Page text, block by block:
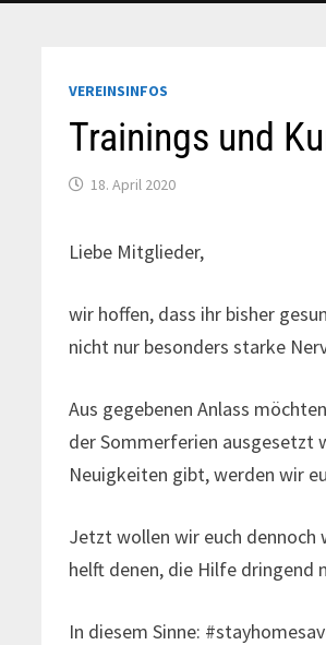
VEREINSINFOS
Trainings und
18. April 2020
Liebe Mitglieder,
wir hoffen, dass ihr bisher
nicht nur besonders starke
Aus gegebenen Anlass
der Sommerferien ausgesetzt
Neuigkeiten gibt, werden wir
Jetzt wollen wir euch dennoch
helft denen, die Hilfe dringend
In diesem Sinne: